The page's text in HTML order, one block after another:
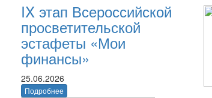
IX этап Всероссийской
просветительской
эстафеты «Мои
финансы»
25.06.2026
Подробнее